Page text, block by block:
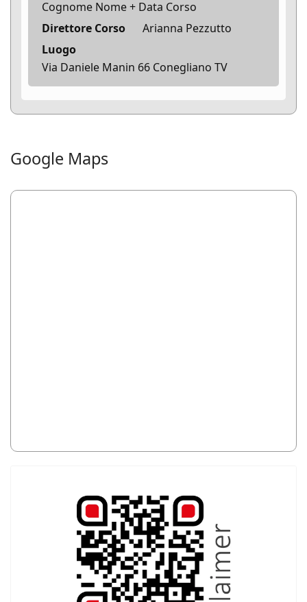
Cognome Nome + Data Corso
Direttore Corso
Arianna Pezzutto
Luogo
Via Daniele Manin 66 Conegliano TV
Google Maps